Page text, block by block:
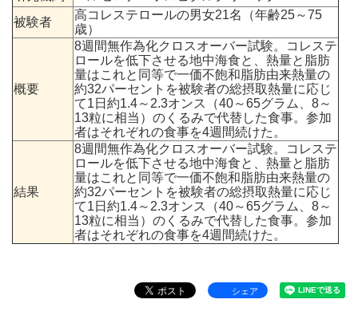
被験者
高コレステロールの男女21名（年齢25～75
歳）
概要
8週間無作為化クロスオーバー試験。コレステ
ロールを低下させる地中海食と、熱量と脂肪
量はこれと同等で一価不飽和脂肪由来熱量の
約32パーセントを被験者の総摂取熱量に応じ
て1日約1.4～2.3オンス（40～65グラム、8～
13粒に相当）のくるみで代替した食事。参加
者はそれぞれの食事を4週間続けた。
結果
8週間無作為化クロスオーバー試験。コレステ
ロールを低下させる地中海食と、熱量と脂肪
量はこれと同等で一価不飽和脂肪由来熱量の
約32パーセントを被験者の総摂取熱量に応じ
て1日約1.4～2.3オンス（40～65グラム、8～
13粒に相当）のくるみで代替した食事。参加
者はそれぞれの食事を4週間続けた。
シェア